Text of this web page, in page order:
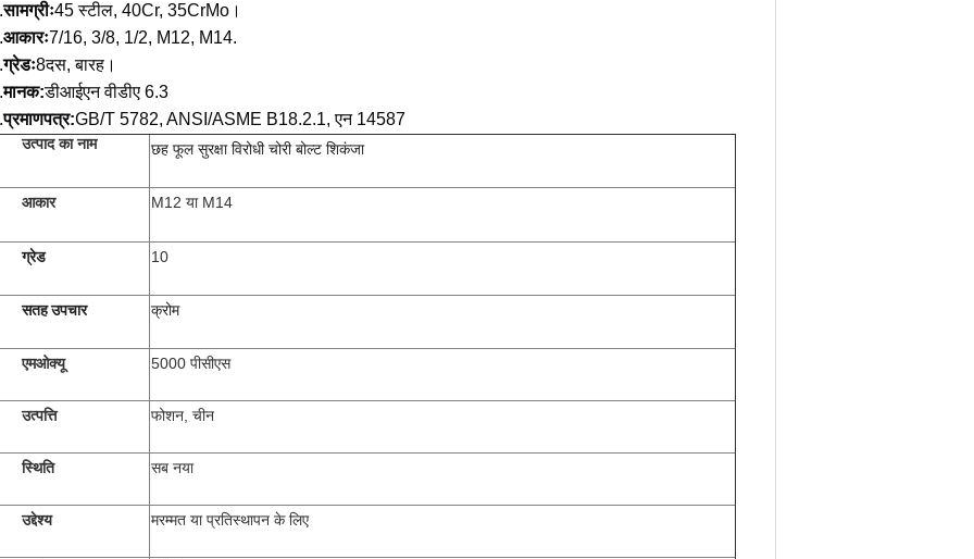
सामग्रीः45 स्टील, 40Cr, 35CrMo।
आकारः7/16, 3/8, 1/2, M12, M14.
ग्रेडः8दस, बारह।
मानक:डीआईएन वीडीए 6.3
प्रमाणपत्र:GB/T 5782, ANSI/ASME B18.2.1, एन 14587
उत्पाद का नाम छह फूल सुरक्षा विरोधी चोरी बोल्ट शिकंजा
आकार M12 या M14
ग्रेड 10
सतह उपचार क्रोम
एमओक्यू 5000 पीसीएस
उत्पत्ति फोशन, चीन
स्थिति सब नया
उद्देश्य मरम्मत या प्रतिस्थापन के लिए